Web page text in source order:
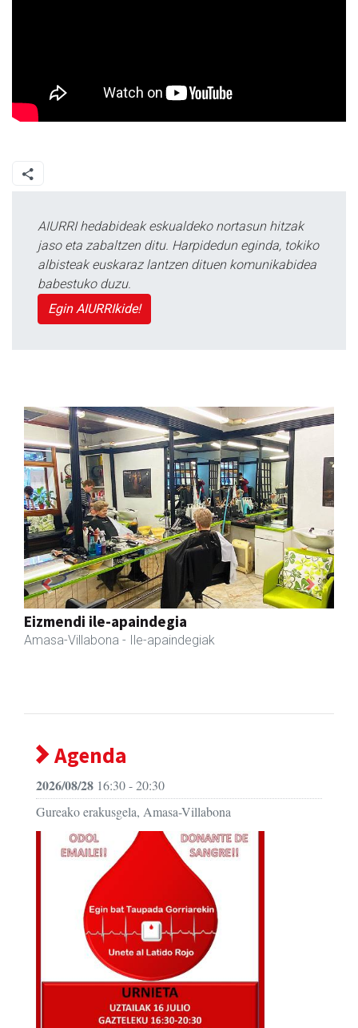
AIURRI hedabideak eskualdeko nortasun hitzak
jaso eta zabaltzen ditu. Harpidedun eginda, tokiko
albisteak euskaraz lantzen dituen komunikabidea
babestuko duzu.
Egin AIURRIkide!
Fleming Herri Eskola
Amasa-Villabona - Hezkuntza
Previous Next
Agenda
2026/08/28 16:30 - 20:30
Gureako erakusgela, Amasa-Villabona